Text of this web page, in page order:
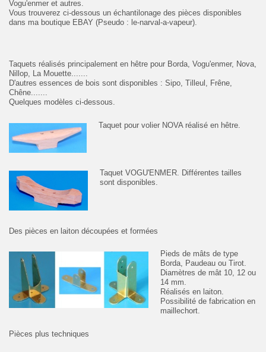
Vogu'enmer et autres.
Vous trouverez ci-dessous un échantilonage des pièces disponibles
dans ma boutique EBAY (Pseudo : le-narval-a-vapeur).
Taquets réalisés principalement en hêtre pour Borda, Vogu'enmer, Nova,
Nillop, La Mouette.......
D'autres essences de bois sont disponibles : Sipo, Tilleul, Frêne,
Chêne.......
Quelques modèles ci-dessous.
Taquet pour volier NOVA réalisé en hêtre.
Taquet VOGU'ENMER. Différentes tailles
sont disponibles.
Des pièces en laiton découpées et formées
Pieds de mâts de type
Borda, Paudeau ou Tirot.
Diamètres de mât 10, 12 ou
14 mm.
Réalisés en laiton.
Possibilité de fabrication en
maillechort.
Pièces plus techniques